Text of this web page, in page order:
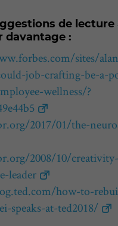
de lecture
davantage :
sites/
job-crafting-be-a-
wellness/?
2017/01/the-
2008/10/
leader
how-to-
speaks-at-ted2018/